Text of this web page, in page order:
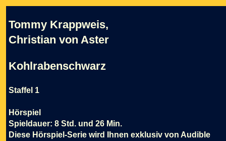
Tommy Krappweis,
Christian von Aster
Kohlrabenschwarz
Staffel 1
Hörspiel
Spieldauer: 8 Std. und 26 Min.
Diese Hörspiel-Serie wird Ihnen exklusiv von Audible